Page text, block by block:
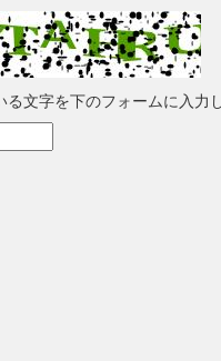
る文字を下のフォームに入力